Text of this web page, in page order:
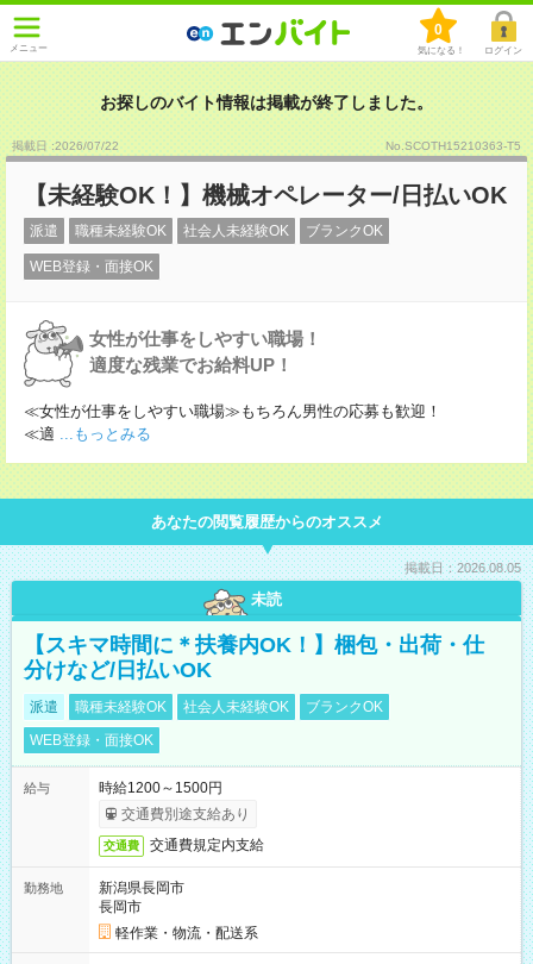
メニュー
0
気になる！ ログイン
お探しのバイト情報は掲載が終了しました。
掲載日 :2026/07/22 No.SCOTH15210363-T5
【未経験OK！】機械オペレーター/日払いOK
派遣 職種未経験OK 社会人未経験OK ブランクOK
WEB登録・面接OK
女性が仕事をしやすい職場！
適度な残業でお給料UP！
≪女性が仕事をしやすい職場≫もちろん男性の応募も歓迎！
≪適 ...もっとみる
あなたの閲覧履歴からのオススメ
掲載日：2026.08.05
未読
【スキマ時間に＊扶養内OK！】梱包・出荷・仕
分けなど/日払いOK
派遣 職種未経験OK 社会人未経験OK
ブランクOK
WEB登録・面接OK
給与
時給1200～1500円
交通費別途支給あり
交通費 交通費規定内支給
勤務地
新潟県長岡市
長岡市
軽作業・物流・配送系